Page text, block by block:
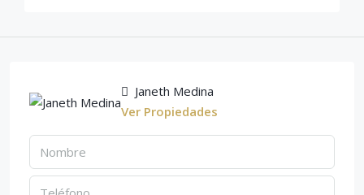
Janeth Medina
Ver Propiedades